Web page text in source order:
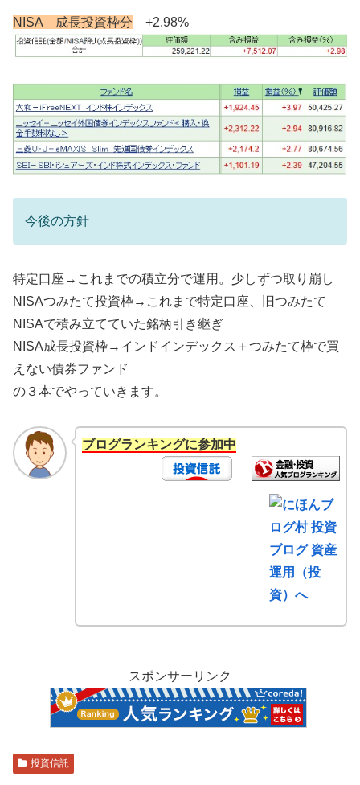
NISA 成長投資枠分 +2.98%
今後の方針
特定口座→これまでの積立分で運用。少しずつ取り崩し
NISAつみたて投資枠→これまで特定口座、旧つみたて
NISAで積み立てていた銘柄引き継ぎ
NISA成長投資枠→インドインデックス＋つみたて枠で買
えない債券ファンド
の３本でやっていきます。
ブログランキングに参加中
スポンサーリンク
投資信託